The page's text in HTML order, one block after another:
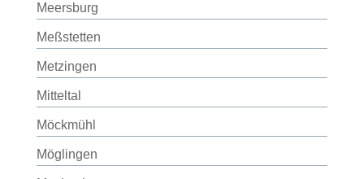
Meersburg
Meßstetten
Metzingen
Mitteltal
Möckmühl
Möglingen